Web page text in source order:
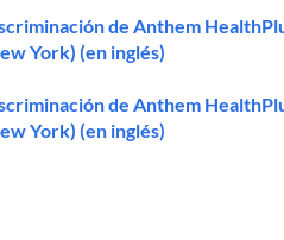
de Anthem
York) (en inglés)
de Anthem
York) (en inglés)